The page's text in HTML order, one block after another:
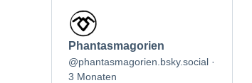
Beitrag
von
Phantasmagorien
auf
Bluesky
ansehen
Phantasmagorien
@phantasmagorien.bsky.social
3 Monaten